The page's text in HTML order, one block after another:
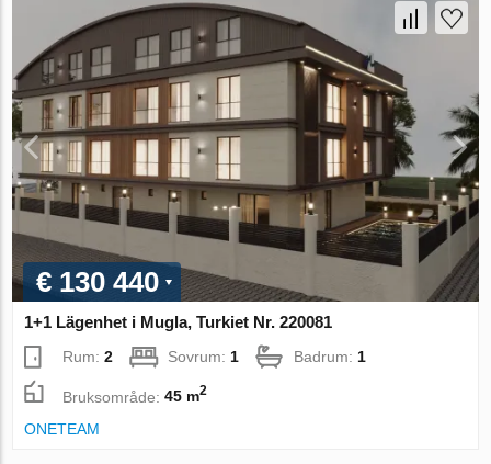
€ 130 440
1+1 Lägenhet i Mugla, Turkiet Nr. 220081
Rum:2 Sovrum: 1 Badrum: 1
Bruksområde:45 m2
ONETEAM